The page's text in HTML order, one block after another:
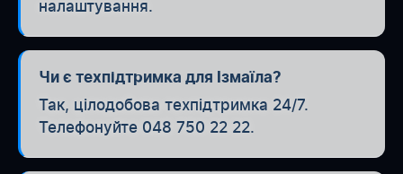
налаштування.
Чи є техпідтримка для Ізмаїла?
Так, цілодобова техпідтримка 24/7.
Телефонуйте 048 750 22 22.